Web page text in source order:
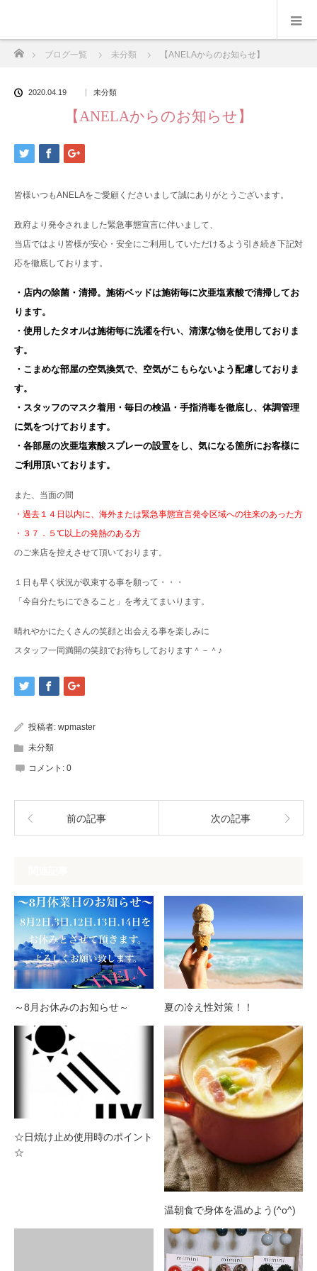
ブログ一覧 未分類 【ANELAからのお知らせ】
2020.04.19 未分類
【ANELAからのお知らせ】
皆様いつもANELAをご愛顧くださいまして誠にありがとうございます。
政府より発令されました緊急事態宣言に伴いまして、
当店ではより皆様が安心・安全にご利用していただけるよう引き続き下記対
応を徹底しております。
・店内の除菌・清掃。施術ベッドは施術毎に次亜塩素酸で清掃してお
ります。
・使用したタオルは施術毎に洗濯を行い、清潔な物を使用しておりま
す。
・こまめな部屋の空気換気で、空気がこもらないよう配慮しておりま
す。
・スタッフのマスク着用・毎日の検温・手指消毒を徹底し、体調管理
に気をつけております。
・各部屋の次亜塩素酸スプレーの設置をし、気になる箇所にお客様に
ご利用頂いております。
また、当面の間
・過去１４日以内に、海外または緊急事態宣言発令区域への往来のあった方
・３７．５℃以上の発熱のある方
のご来店を控えさせて頂いております。
１日も早く状況が収束する事を願って・・・
「今自分たちにできること」を考えてまいります。
晴れやかにたくさんの笑顔と出会える事を楽しみに
スタッフ一同満開の笑顔でお待ちしております＾－＾♪
投稿者: wpmaster
未分類
コメント: 0
前の記事 次の記事
～8月お休みのお知らせ～ 夏の冷え性対策！！
☆日焼け止め使用時のポイント
☆
温朝食で身体を温めよう(^o^)